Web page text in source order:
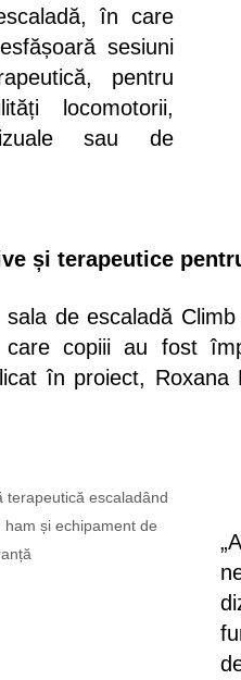
în care
sesiuni
pentru
locomotorii,
sau de
și terapeutice
sala de escaladă
copiii au fost
în proiect,